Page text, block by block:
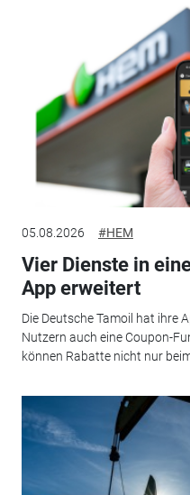
05.08.2026 #HEM
Vier Dienste in
App erweitert
Die Deutsche Tamoil hat ihre
Nutzern auch eine Coupon-
können Rabatte nicht nur